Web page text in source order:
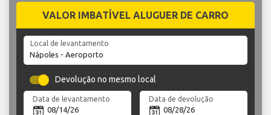
VALOR IMBATÍVEL ALUGUER DE CARRO
Local de levantamento
Devolução no mesmo local
Data de levantamento Data de devolução